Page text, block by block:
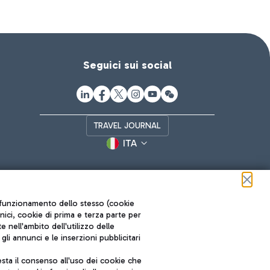
Seguici sui social
TRAVEL JOURNAL
ITA
Roma FCO
dello stesso (cookie
cookie di prima e terza parte per
nell'ambito dell'utilizzo delle
annunci e le inserzioni pubblicitari
il consenso all'uso dei cookie che